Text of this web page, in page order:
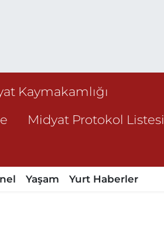
Kaymakamlığı
Midyat Protokol Listesi
Yaşam Yurt Haberler